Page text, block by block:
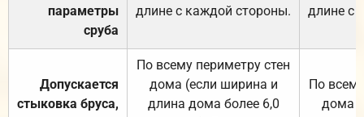
параметры
сруба
длине с каждой стороны.
длине с
Допускается
стыковка бруса,
По всему периметру стен
дома (если ширина и
длина дома более 6,0
По
дома